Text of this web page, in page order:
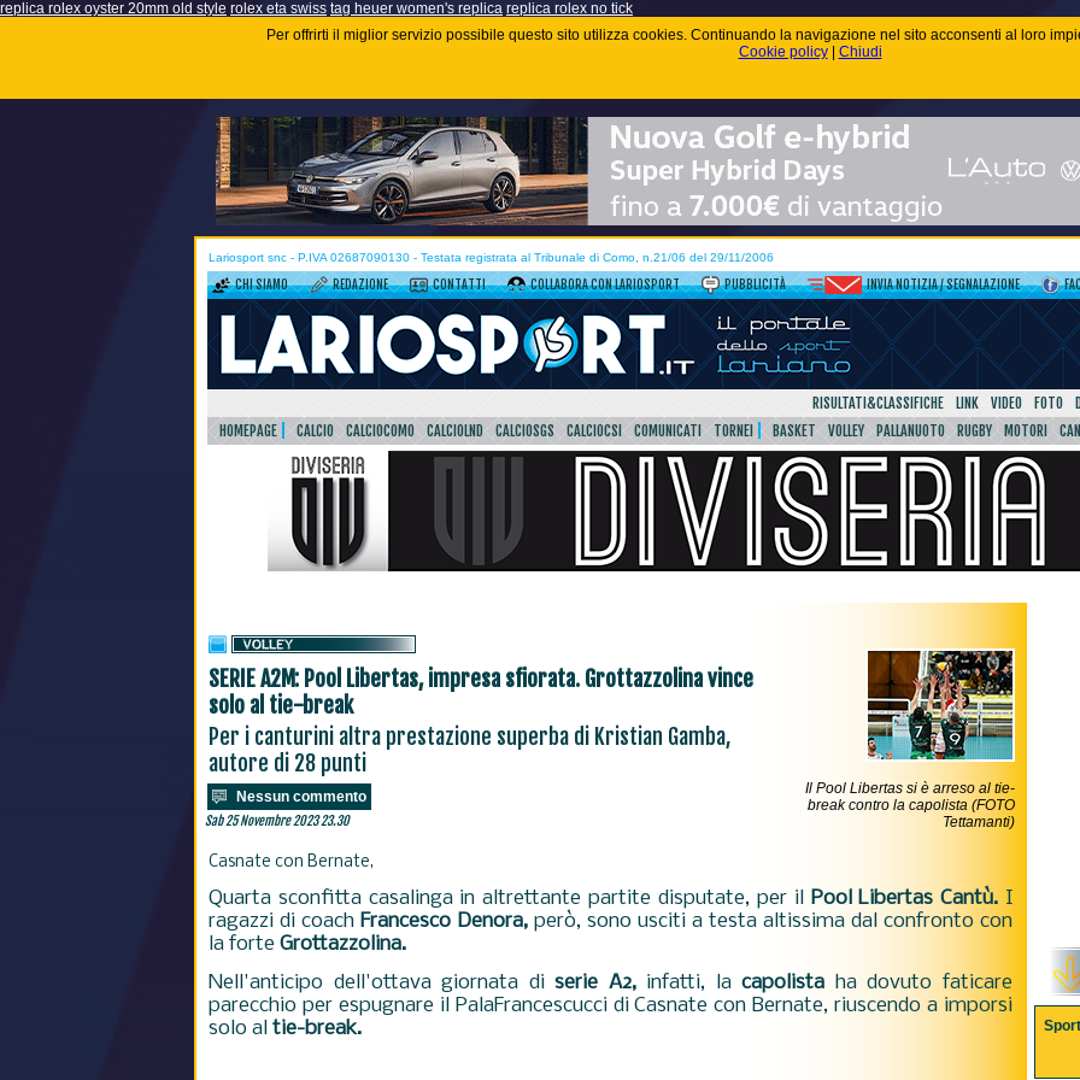
replica rolex oyster 20mm old style rolex eta swiss tag heuer women's replica replica rolex no tick
Per offrirti il miglior servizio possibile questo sito utilizza cookies. Continuando la navigazione nel sito acconsenti al loro
Cookie policy| Chiudi
Lariosport snc - P.IVA 02687090130 - Testata registrata al Tribunale di Como, n.21/06 del 29/11/2006
CHI SIAMO REDAZIONE CONTATTI COLLABORA CON LARIOSPORT PUBBLICITÀ INVIA NOTIZIA / SEGNALAZIONE
RISULTATI&CLASSIFICHE LINK VIDEO FOTO
HOMEPAGE
CALCIO CALCIOCOMO CALCIOLND CALCIOSGS CALCIOCSI COMUNICATI TORNEI BASKET VOLLEY PALLANUOTO RUGBY MOTORI
SERIE A2M: Pool Libertas, impresa sfiorata. Grottazzolina vince
solo al tie-break
Per i canturini altra prestazione superba di Kristian Gamba,
autore di 28 punti
Nessun commento
Sab 25 Novembre 2023 23.30
Il Pool Libertas si è arreso al tie-
break contro la capolista (FOTO
Tettamanti)
Casnate con Bernate,
Quarta sconfitta casalinga in altrettante partite disputate, per il Pool Libertas Cantù. I
ragazzi di coach Francesco Denora, però, sono usciti a testa altissima dal confronto con
la forte Grottazzolina.
Nell'anticipo dell'ottava giornata diserie A2,infatti, lacapolista ha dovuto faticare
parecchio per espugnare il PalaFrancescucci di Casnate con Bernate, riuscendo a imporsi
solo al tie-break. Sport